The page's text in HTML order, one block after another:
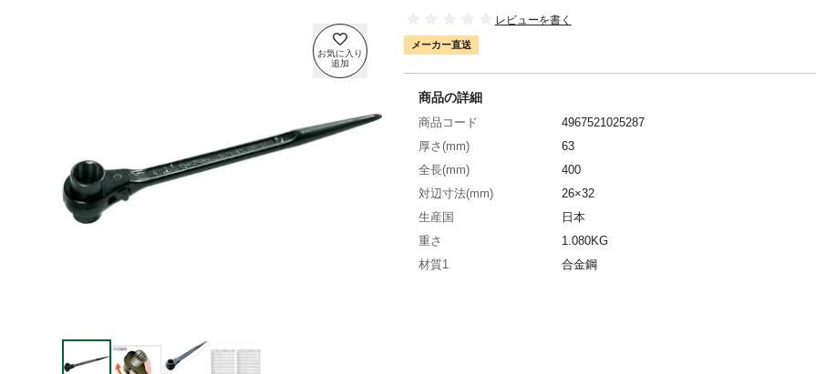
レビューを書く
メーカー直送
商品の詳細
商品コード
4967521025287
厚さ(mm)
63
全長(mm)
400
対辺寸法(mm)
26×32
生産国
日本
重さ
1.080KG
材質1
合金鋼